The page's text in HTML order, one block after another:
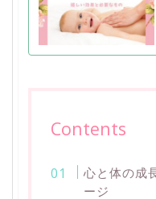
Contents
心と体の成
ージ